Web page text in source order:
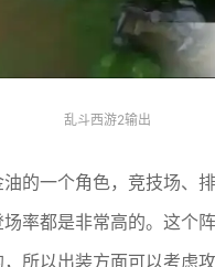
乱斗西游2输出
的一个角色，竞技场、
率都是非常高的。这个
所以出装方面可以考虑